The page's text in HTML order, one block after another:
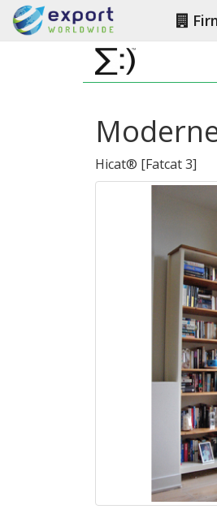
Hicat® [Fatcat 3]